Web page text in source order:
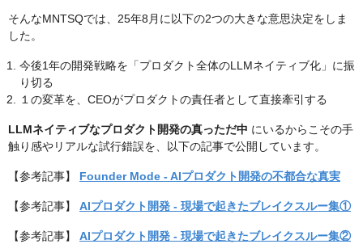
そんなMNTSQでは、25年8月に以下の2つの大きな意思決定をしま
した。
今後1年の開発戦略を「プロダクト全体のLLMネイティブ化」に振
り切る
１の変革を、CEOがプロダクトの責任者として直接牽引する
LLMネイティブなプロダクト開発の真っただ中 にいるからこその手
触り感やリアルな試行錯誤を、以下の記事で公開しています。
【参考記事】 Founder Mode - AIプロダクト開発の不都合な真実
【参考記事】 AIプロダクト開発 - 現場で起きたブレイクスルー集①
【参考記事】 AIプロダクト開発 - 現場で起きたブレイクスルー集②